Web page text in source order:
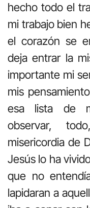
hecho todo el
mi trabajo bien
el corazón se
deja entrar la
importante mi
mis
esa lista de
observar,
misericordia de
Jesús lo ha
que no
lapidaran a